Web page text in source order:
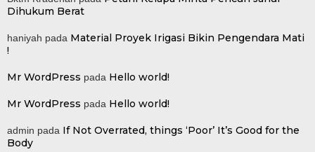
Dihukum Berat
haniyah pada Material Proyek Irigasi Bikin Pengendara Mati
!
Mr WordPress pada Hello world!
Mr WordPress pada Hello world!
admin pada If Not Overrated, things ‘Poor’ It’s Good for the
Body